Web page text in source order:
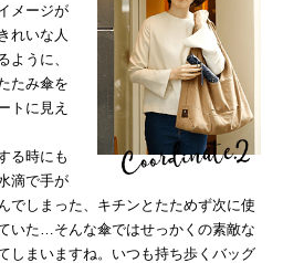
メージが
れいな人
ように、
たみ傘を
トに見え
る時にも
滴で手が
でしまった、キチンとたためず次に使
いた…そんな傘ではせっかくの素敵な
しまいますね。いつも持ち歩くバッグ